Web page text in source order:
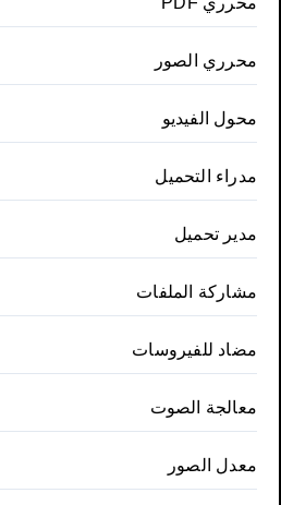
محرري الصور
محول الفيديو
مدراء التحميل
مدير تحميل
مشاركة الملفات
مضاد للفيروسات
معالجة الصوت
معدل الصور